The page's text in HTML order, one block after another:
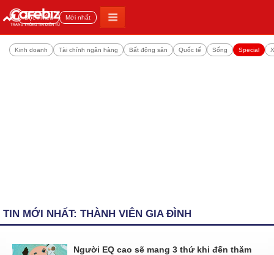
Đọc nhiều Mới nhất
Kinh doanh Tài chính ngân hàng Bất động sản Quốc tế Sống Special
TIN MỚI NHẤT: THÀNH VIÊN GIA ĐÌNH
Người EQ cao sẽ mang 3 thứ khi đến thăm